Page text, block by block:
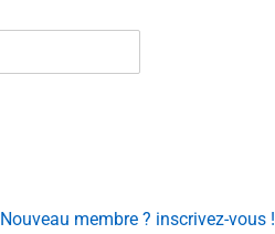
Nouveau membre ? inscrivez-vous !